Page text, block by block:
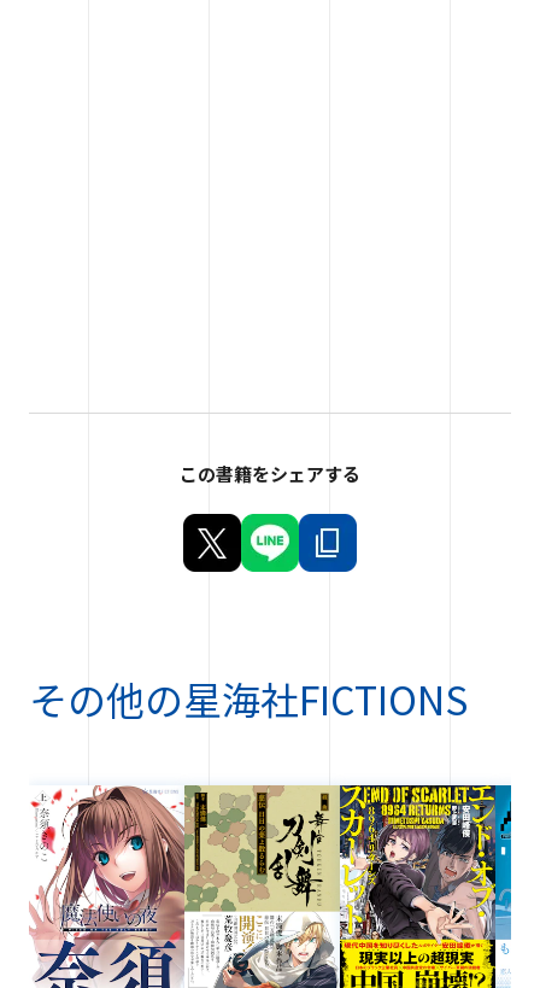
この書籍をシェアする
その他の星海社FICTIONS